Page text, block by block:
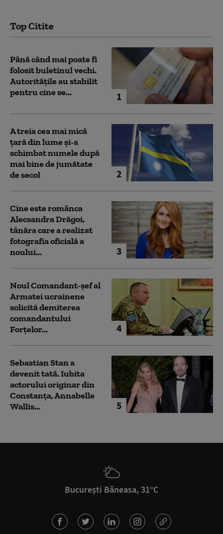
Top Citite
1
Până când mai poate fi
folosit buletinul vechi.
Autoritățile au stabilit
pentru cine se...
2
A treia cea mai mică
țară din lume și-a
schimbat numele după
mai bine de jumătate
de secol
3
Cine este românca
Alecsandra Drăgoi,
tânăra care a realizat
fotografia oficială a
noului...
4
Noul Comandant-șef al
Armatei ucrainene
solicită demiterea
comandantului
Forțelor...
5
Sebastian Stan a
devenit tată. Iubita
actorului originar din
Constanța, Annabelle
Wallis...
București Băneasa, 31°C